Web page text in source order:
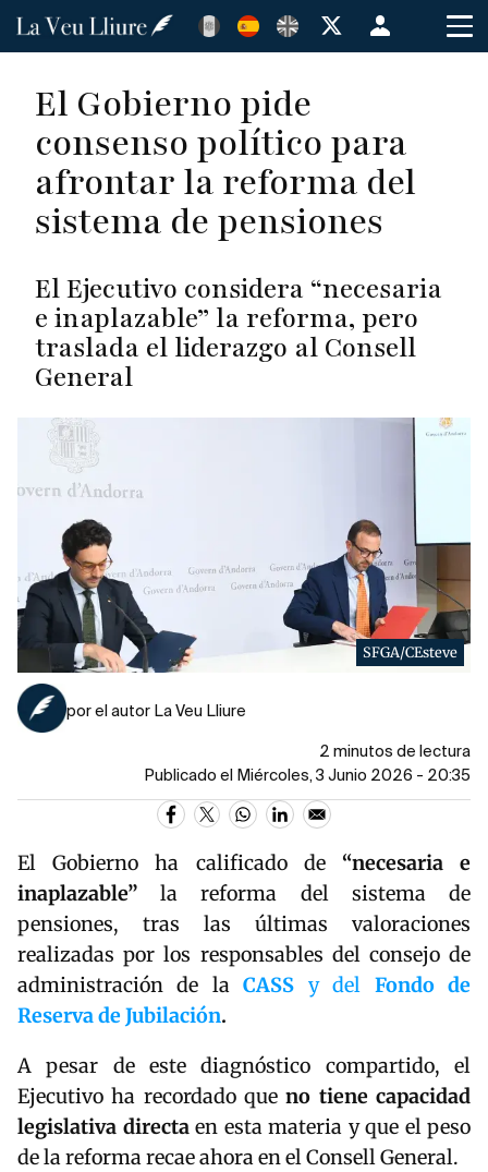
Pasar
principal
Menú
de
usuario
El Gobierno pide
consenso político para
afrontar la reforma del
sistema de pensiones
El Ejecutivo considera “necesaria
e inaplazable” la reforma, pero
traslada el liderazgo al Consell
General
SFGA/CEsteve
por el autor La Veu Lliure
2 minutos de lectura
Publicado el Miércoles, 3 Junio 2026 - 20:35
El Gobierno ha calificado de “necesaria e
inaplazable” la reforma del sistema de
pensiones, tras las últimas valoraciones
realizadas por los responsables del consejo de
administración de laCASS y del Fondo de
Reserva de Jubilación.
A pesar de este diagnóstico compartido, el
Ejecutivo ha recordado queno tiene capacidad
legislativa directaen esta materia y que el peso
de la reforma recae ahora en el Consell General.